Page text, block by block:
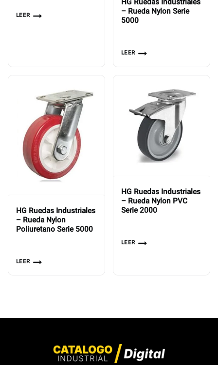
LEER
– Rueda Nylon Serie
5000
LEER
HG Ruedas Industriales
– Rueda Nylon
Poliuretano Serie 5000
LEER
HG Ruedas Industriales
– Rueda Nylon PVC
Serie 2000
LEER